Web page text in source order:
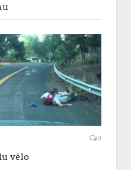
0
vélo